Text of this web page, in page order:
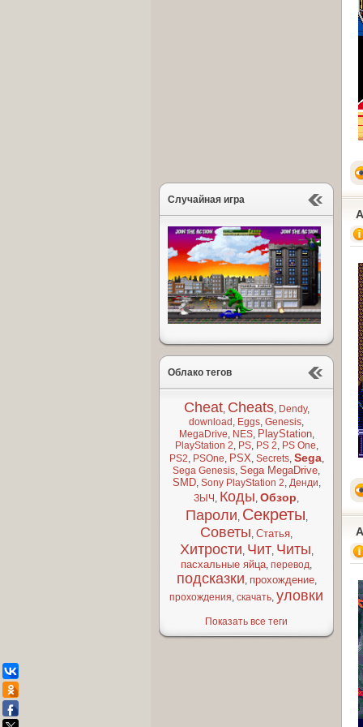
Случайная игра
Облако тегов
Cheat, Cheats, Dendy,
download , Eggs, Genesis,
MegaDrive, NES, PlayStation,
PlayStation 2, PS, PS 2, PS One,
PS2, PSOne, PSX, Secrets, Sega,
Sega Genesis, Sega MegaDrive,
SMD, Sony PlayStation 2, Денди,
ЗЫЧ , Коды, Обзор,
Пароли, Секреты,
Советы, Статья,
Хитрости, Чит, Читы,
пасхальные яйца, перевод,
подсказки, прохождение,
прохождения, скачать, уловки
Показать все теги